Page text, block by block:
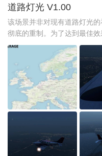
道路灯光 V1.00
该场景并非对现有道路灯光
彻底的重制。为了达到最佳效